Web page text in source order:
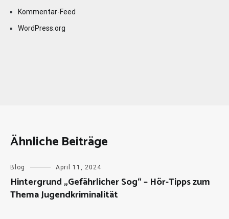
Kommentar-Feed
WordPress.org
Ähnliche Beiträge
Blog April 11, 2024
Hintergrund „Gefährlicher Sog“ – Hör-Tipps zum
Thema Jugendkriminalität